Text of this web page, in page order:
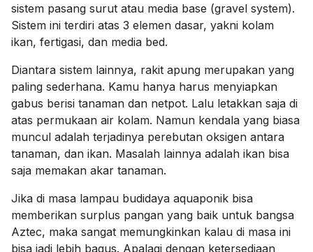
sistem pasang surut atau media base (gravel system).
Sistem ini terdiri atas 3 elemen dasar, yakni kolam
ikan, fertigasi, dan media bed.
Diantara sistem lainnya, rakit apung merupakan yang
paling sederhana. Kamu hanya harus menyiapkan
gabus berisi tanaman dan netpot. Lalu letakkan saja di
atas permukaan air kolam. Namun kendala yang biasa
muncul adalah terjadinya perebutan oksigen antara
tanaman, dan ikan. Masalah lainnya adalah ikan bisa
saja memakan akar tanaman.
Jika di masa lampau budidaya aquaponik bisa
memberikan surplus pangan yang baik untuk bangsa
Aztec, maka sangat memungkinkan kalau di masa ini
bisa jadi lebih bagus. Apalagi dengan ketersediaan